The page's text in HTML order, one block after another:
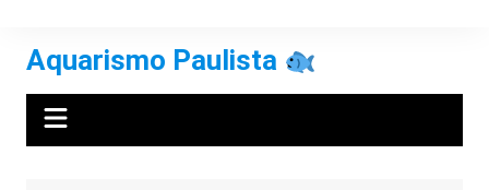
conteúdo
Aquarismo Paulista